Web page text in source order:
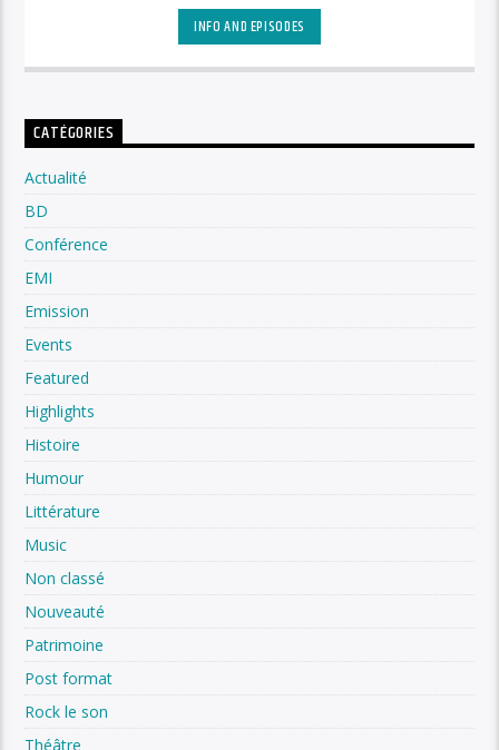
INFO AND EPISODES
CATÉGORIES
Actualité
BD
Conférence
EMI
Emission
Events
Featured
Highlights
Histoire
Humour
Littérature
Music
Non classé
Nouveauté
Patrimoine
Post format
Rock le son
Théâtre